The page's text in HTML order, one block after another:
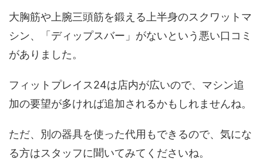
大胸筋や上腕三頭筋を鍛える上半身のスクワットマ
シン、「ディップスバー」がないという悪い口コミ
がありました。
フィットプレイス24は店内が広いので、マシン追
加の要望が多ければ追加されるかもしれませんね。
ただ、別の器具を使った代用もできるので、気にな
る方はスタッフに聞いてみてくださいね。